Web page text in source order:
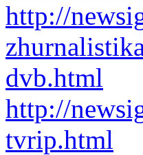
http://
dvb.html
http://
tvrip.html